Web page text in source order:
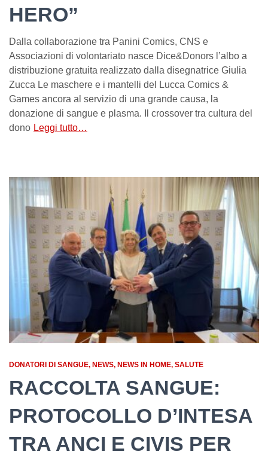
HERO”
Dalla collaborazione tra Panini Comics, CNS e
Associazioni di volontariato nasce Dice&Donors l’albo a
distribuzione gratuita realizzato dalla disegnatrice Giulia
Zucca Le maschere e i mantelli del Lucca Comics &
Games ancora al servizio di una grande causa, la
donazione di sangue e plasma. Il crossover tra cultura del
dono Leggi tutto…
DONATORI DI SANGUE NEWS NEWS IN HOME SALUTE
RACCOLTA SANGUE:
PROTOCOLLO D’INTESA
TRA ANCI E CIVIS PER